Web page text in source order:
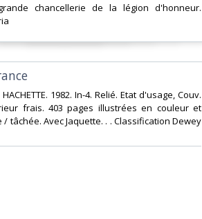
chancellerie de la légion d'honneur.
1982. In-4. Relié. Etat d'usage, Couv.
frais. 403 pages illustrées en couleur et
Avec Jaquette. . . Classification Dewey